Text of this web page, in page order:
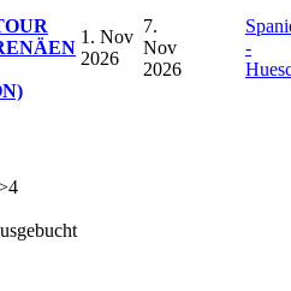
1. Nov
2026
7.
Nov
2026
-